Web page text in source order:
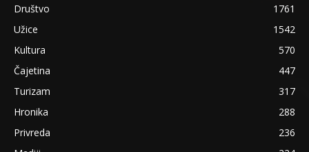
Društvo
1761
Užice
1542
Kultura
570
Čajetina
447
Turizam
317
Hronika
288
Privreda
236